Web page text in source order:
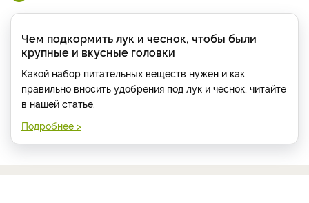
Чем подкормить лук и чеснок, чтобы были
крупные и вкусные головки
Какой набор питательных веществ нужен и как
правильно вносить удобрения под лук и чеснок, читайте
в нашей статье.
Подробнее >